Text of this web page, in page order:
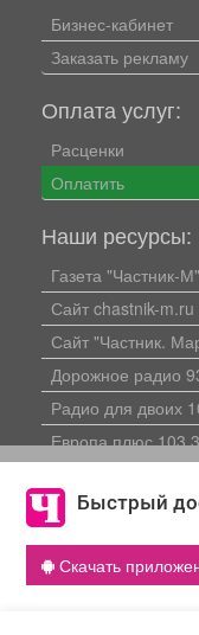
Быстрый
Скачать
согласие на
обеспечивают
информации для
Что
Бизнес-кабинет
Заказать рекламу
Оплата услуг:
Расценки
Оплатить
Наши ресурсы:
Газета "Частник-М"
Сайт chastnik-m.ru
Сайт "Частник.
Дорожное радио
Радио для двоих
Европа плюс